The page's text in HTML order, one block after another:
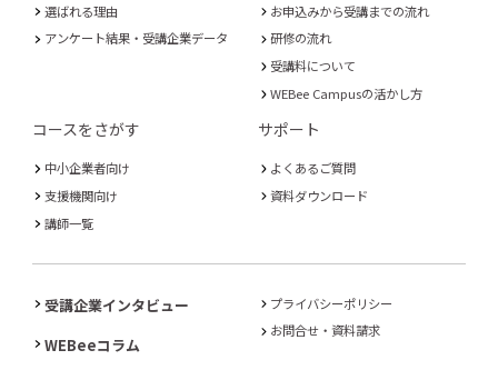
選ばれる理由
アンケート結果・受講企業データ
お申込みから受講までの流れ
研修の流れ
受講料について
WEBee Campusの活かし方
コースをさがす
中小企業者向け
支援機関向け
講師一覧
サポート
よくあるご質問
資料ダウンロード
受講企業インタビュー
WEBeeコラム
プライバシーポリシー
お問合せ・資料請求